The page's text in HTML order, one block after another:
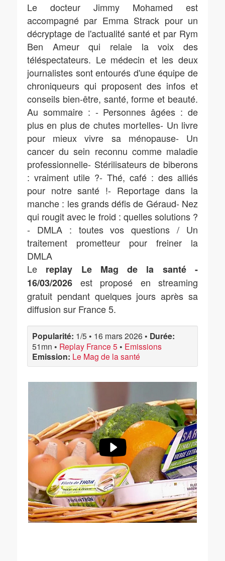
Le docteur Jimmy Mohamed est
accompagné par Emma Strack pour un
décryptage de l'actualité santé et par Rym
Ben Ameur qui relaie la voix des
téléspectateurs. Le médecin et les deux
journalistes sont entourés d'une équipe de
chroniqueurs qui proposent des infos et
conseils bien-être, santé, forme et beauté.
Au sommaire : - Personnes âgées : de
plus en plus de chutes mortelles- Un livre
pour mieux vivre sa ménopause- Un
cancer du sein reconnu comme maladie
professionnelle- Stérilisateurs de biberons
: vraiment utile ?- Thé, café : des alliés
pour notre santé !- Reportage dans la
manche : les grands défis de Géraud- Nez
qui rougit avec le froid : quelles solutions ?
- DMLA : toutes vos questions / Un
traitement prometteur pour freiner la
DMLA
Le replay Le Mag de la santé -
16/03/2026 est proposé en streaming
gratuit pendant quelques jours après sa
diffusion sur France 5.
Popularité: 1/5 • 16 mars 2026 • Durée:
51mn • Replay France 5 • Emissions
Emission: Le Mag de la santé